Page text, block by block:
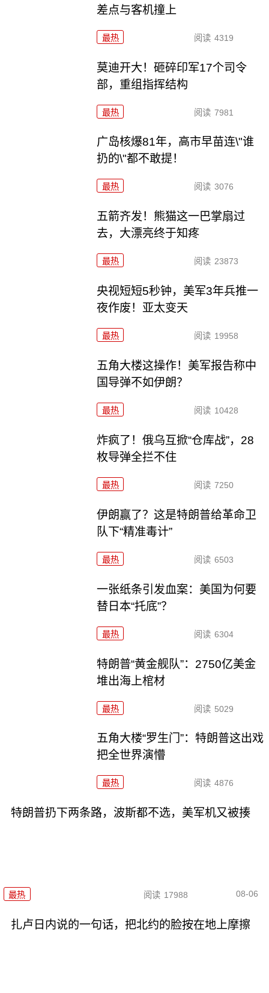
差点与客机撞上
最热 阅读 4319
莫迪开大！砸碎印军17个司令
部，重组指挥结构
最热 阅读 7981
广岛核爆81年，高市早苗连\"谁
扔的\"都不敢提！
最热 阅读 3076
五箭齐发！熊猫这一巴掌扇过
去，大漂亮终于知疼
最热 阅读 23873
央视短短5秒钟，美军3年兵推一
夜作废！亚太变天
最热 阅读 19958
五角大楼这操作！美军报告称中
国导弹不如伊朗？
最热 阅读 10428
炸疯了！俄乌互掀“仓库战”，28
枚导弹全拦不住
最热 阅读 7250
伊朗赢了？这是特朗普给革命卫
队下“精准毒计”
最热 阅读 6503
一张纸条引发血案：美国为何要
替日本“托底”？
最热 阅读 6304
特朗普“黄金舰队”：2750亿美金
堆出海上棺材
最热 阅读 5029
五角大楼“罗生门”：特朗普这出戏
把全世界演懵
最热 阅读 4876
特朗普扔下两条路，波斯都不选，美军机又被揍
最热 阅读 17988 08-06
扎卢日内说的一句话，把北约的脸按在地上摩擦